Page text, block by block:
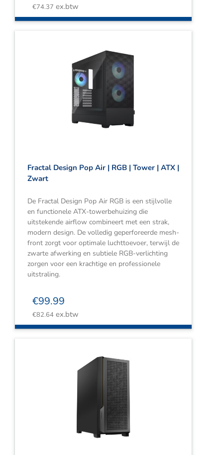
€74.37 ex.btw
Fractal Design Pop Air | RGB | Tower | ATX |
Zwart
De Fractal Design Pop Air RGB is een stijlvolle
en functionele ATX-towerbehuizing die
uitstekende airflow combineert met een strak,
modern design. De volledig geperforeerde mesh-
front zorgt voor optimale luchttoevoer, terwijl de
zwarte afwerking en subtiele RGB-verlichting
zorgen voor een krachtige en professionele
uitstraling.
€99.99
€82.64 ex.btw